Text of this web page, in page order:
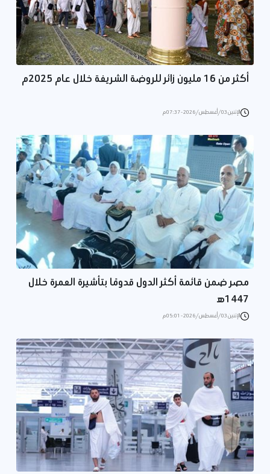
أكثر من 16 مليون زائر للروضة الشريفة خلال عام 2025م
الإثنين 03/أغسطس/2026 - 07:37 م
مصر ضمن قائمة أكثر الدول قدومًا بتأشيرة العمرة خلال
1447ه‍
الإثنين 03/أغسطس/2026 - 05:01 م